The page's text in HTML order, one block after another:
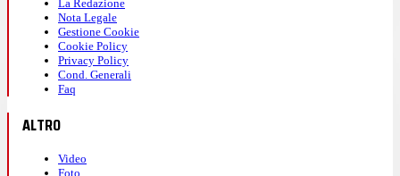
La Redazione
Nota Legale
Gestione Cookie
Cookie Policy
Privacy Policy
Cond. Generali
Faq
ALTRO
Video
Foto